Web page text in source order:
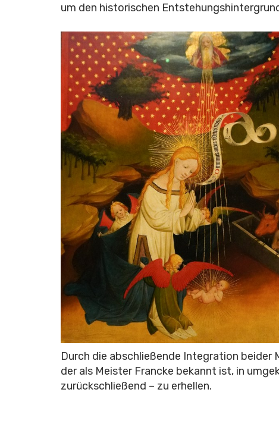
um den historischen
Durch die abschließende Integration beider
der als Meister Francke bekannt ist, in
zurückschließend – zu erhellen.